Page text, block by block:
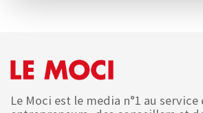
Le Moci est le media n°1 au service